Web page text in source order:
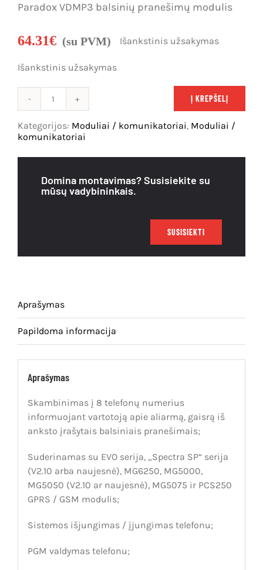
Analoginės, AHD vaizdo stebėjimo sistemos
Vartų automatika
Įeigos kontrolė
Tinklų įranga
Kabeliai
Krepšelis
Paskyra
Vartotojo
Slaptažodis:
Paradox VDMP3 balsinių pranešimų modulis
64.31€ (su PVM) Išankstinis užsakymas
Išankstinis užsakymas
produkto
Paradox
pranešimų
modulis
Į KREPŠELĮ
Kategorijos: Moduliai / komunikatoriai, Moduliai /
komunikatoriai
Domina montavimas? Susisiekite su
mūsų vadybininkais.
SUSISIEKTI
Aprašymas
Papildoma informacija
Aprašymas
Skambinimas į 8 telefonų numerius
informuojant vartotoją apie aliarmą, gaisrą iš
anksto įrašytais balsiniais pranešimais;
Suderinamas su EVO serija, „Spectra SP“ serija
(V2.10 arba naujesnė), MG6250, MG5000,
MG5050 (V2.10 ar naujesnė), MG5075 ir PCS250
GPRS / GSM modulis;
Sistemos išjungimas / įjungimas telefonu;
PGM valdymas telefonu;